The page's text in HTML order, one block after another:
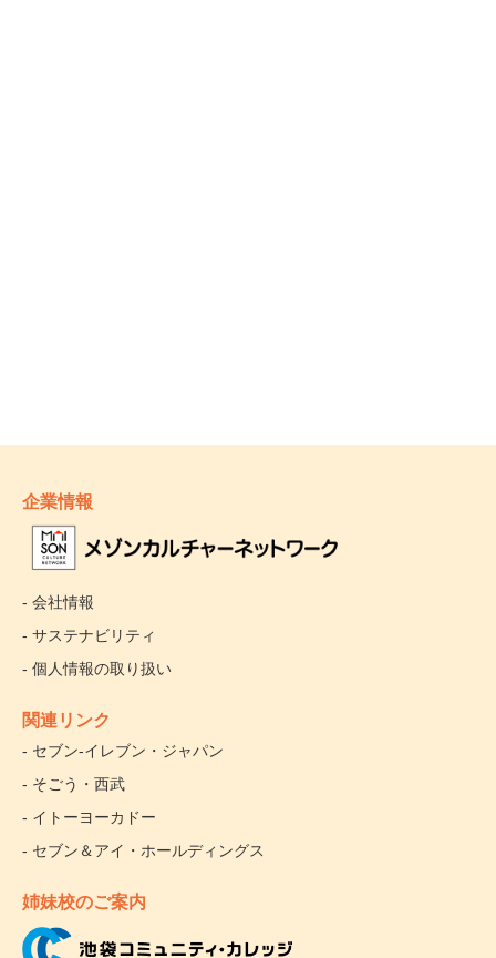
企業情報
- 会社情報
- サステナビリティ
- 個人情報の取り扱い
関連リンク
- セブン‐イレブン・ジャパン
- そごう・西武
- イトーヨーカドー
- セブン＆アイ・ホールディングス
姉妹校のご案内